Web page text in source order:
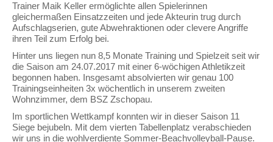
Trainer Maik Keller ermöglichte allen Spielerinnen
gleichermaßen Einsatzzeiten und jede Akteurin trug durch
Aufschlagserien, gute Abwehraktionen oder clevere Angriffe
ihren Teil zum Erfolg bei.
Hinter uns liegen nun 8,5 Monate Training und Spielzeit seit wir
die Saison am 24.07.2017 mit einer 6-wöchigen Athletikzeit
begonnen haben. Insgesamt absolvierten wir genau 100
Trainingseinheiten 3x wöchentlich in unserem zweiten
Wohnzimmer, dem BSZ Zschopau.
Im sportlichen Wettkampf konnten wir in dieser Saison 11
Siege bejubeln. Mit dem vierten Tabellenplatz verabschieden
wir uns in die wohlverdiente Sommer-Beachvolleyball-Pause.